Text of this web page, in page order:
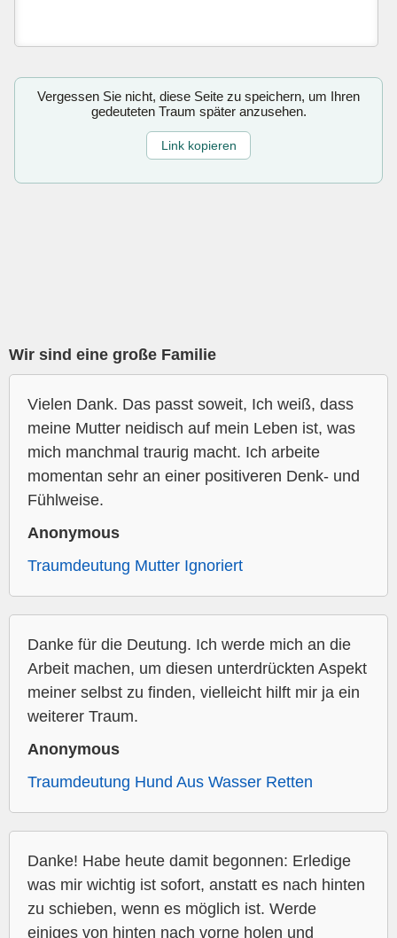
Vergessen Sie nicht, diese Seite zu speichern, um Ihren
gedeuteten Traum später anzusehen.
Link kopieren
Wir sind eine große Familie
Vielen Dank. Das passt soweit, Ich weiß, dass
meine Mutter neidisch auf mein Leben ist, was
mich manchmal traurig macht. Ich arbeite
momentan sehr an einer positiveren Denk- und
Fühlweise.
Anonymous
Traumdeutung Mutter Ignoriert
Danke für die Deutung. Ich werde mich an die
Arbeit machen, um diesen unterdrückten Aspekt
meiner selbst zu finden, vielleicht hilft mir ja ein
weiterer Traum.
Anonymous
Traumdeutung Hund Aus Wasser Retten
Danke! Habe heute damit begonnen: Erledige
was mir wichtig ist sofort, anstatt es nach hinten
zu schieben, wenn es möglich ist. Werde
einiges von hinten nach vorne holen und